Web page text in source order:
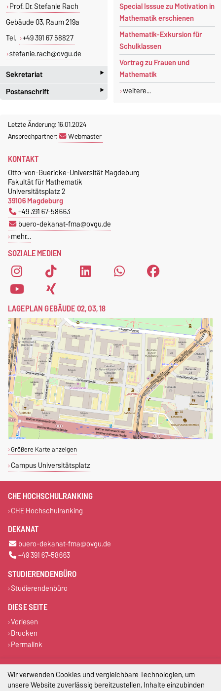
Prof. Dr. Stefanie Rach
Gebäude 03, Raum 219a
Tel. +49 391 67 58827
stefanie.rach@ovgu.de
Sekretariat
‣
Jeannette Polte
Tel. +49 391 67 58713
Fax. +49 391 67 41213
jeannette.polte@ovgu.de
Postanschrift ‣
Magdeburg
Fakultät für Mathematik
Geometrie
Postfach 4120
39016 Magdeburg
Special Isssue zu Motivation in
Mathematik erschienen
Mathematik-Exkursion für
Schulklassen
Vortrag zu Frauen und
Mathematik
weitere...
Letzte Änderung: 16.01.2024
Ansprechpartner:
Webmaster
SOZIALE MEDIEN
KONTAKT
Otto-von-Guericke-Universität Magdeburg
Fakultät für Mathematik
Universitätsplatz 2
39106 Magdeburg
+49 391 67-58663
buero-dekanat-fma@ovgu.de
mehr…
LAGEPLAN GEBÄUDE 02, 03, 18
Größere Karte anzeigen
Campus Universitätsplatz
CHE HOCHSCHULRANKING
CHE Hochschulranking
DEKANAT
buero-dekanat-fma@ovgu.de
+49 391 67-58663
STUDIERENDENBÜRO
Studierendenbüro
DIESE SEITE
Vorlesen
Drucken
Permalink
Impressum
Datenschutz
Wir verwenden Cookies und vergleichbare Technologien, um
unsere Website zuverlässig bereitzustellen, Inhalte einzubinden